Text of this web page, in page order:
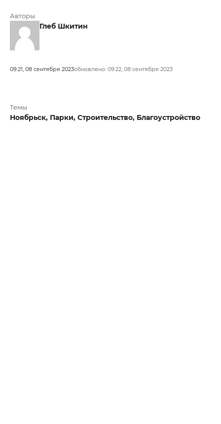
Авторы
Глеб Шкитин
09:21, 08 сентября 2023обновлено: 09:22, 08 сентября 2023
Темы
Ноябрьск, Парки, Строительство, Благоустройство